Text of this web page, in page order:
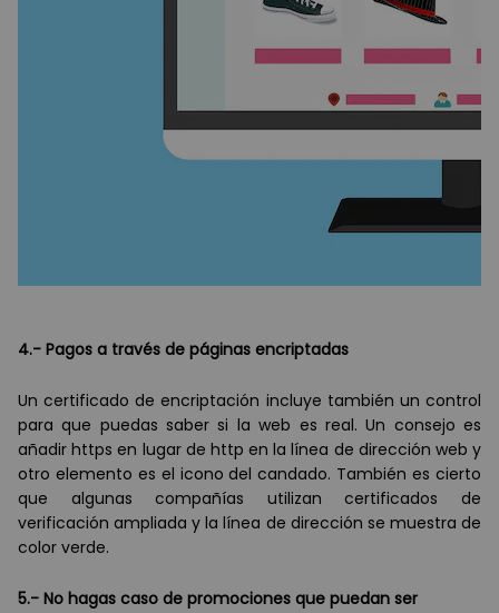
4.- Pagos a través de páginas encriptadas
Un certificado de encriptación incluye también un control
para que puedas saber si la web es real. Un consejo es
añadir https en lugar de http en la línea de dirección web y
otro elemento es el icono del candado. También es cierto
que algunas compañías utilizan certificados de
verificación ampliada y la línea de dirección se muestra de
color verde.
5.- No hagas caso de promociones que puedan ser